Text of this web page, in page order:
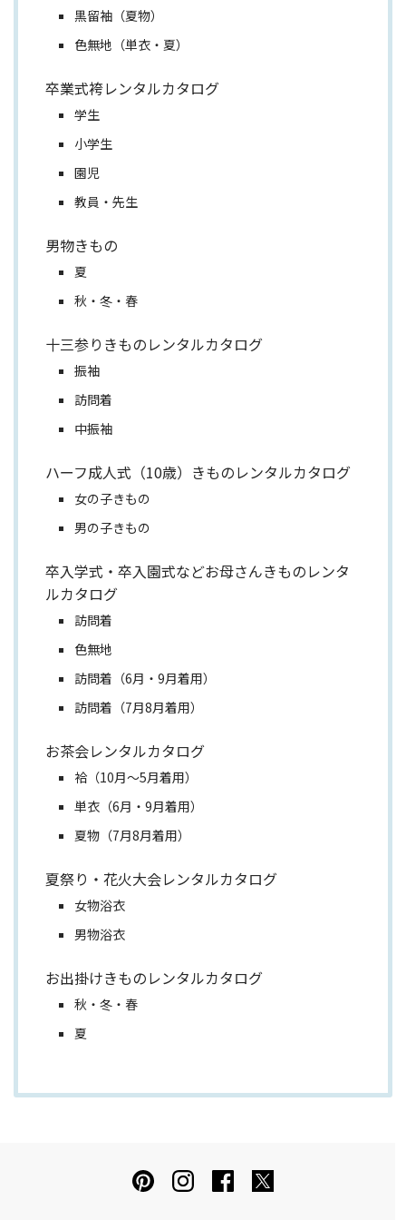
黒留袖（夏物）
色無地（単衣・夏）
卒業式袴レンタルカタログ
学生
小学生
園児
教員・先生
男物きもの
夏
秋・冬・春
十三参りきものレンタルカタログ
振袖
訪問着
中振袖
ハーフ成人式（10歳）きものレンタルカタログ
女の子きもの
男の子きもの
卒入学式・卒入園式などお母さんきものレンタ
ルカタログ
訪問着
色無地
訪問着（6月・9月着用）
訪問着（7月8月着用）
お茶会レンタルカタログ
袷（10月～5月着用）
単衣（6月・9月着用）
夏物（7月8月着用）
夏祭り・花火大会レンタルカタログ
女物浴衣
男物浴衣
お出掛けきものレンタルカタログ
秋・冬・春
夏